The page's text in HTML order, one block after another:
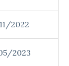
2022
2023